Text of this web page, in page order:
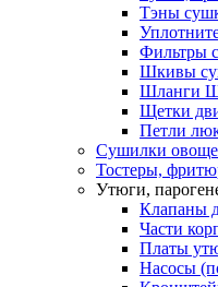
Тэны
Фильтры
Шкивы
Шланги
Щетки
Петли
Сушилки
Тостеры,
Утюги,
Клапаны
Части
Платы
Насосы